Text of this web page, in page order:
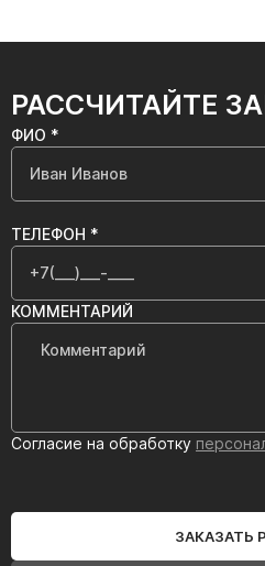
РАССЧИТАЙТЕ
ФИО *
ТЕЛЕФОН *
КОММЕНТАРИЙ
Согласие на обработку
ЗАКАЗАТЬ